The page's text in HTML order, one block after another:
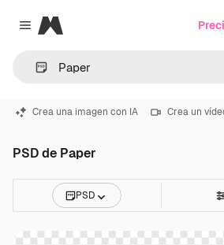
Close menu
Magnific
Crea una imagen con IA Crea un
PSD de Paper
PSD